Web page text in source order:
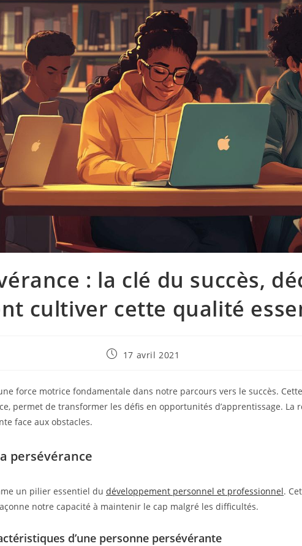
: la clé du succès,
cultiver cette qualité
Publication
17 avril 2021
force motrice fondamentale dans notre parcours vers le succès.
permet de transformer les défis en opportunités d’apprentissage. La
face aux obstacles.
persévérance
un pilier essentiel du développement personnel et professionnel.
notre capacité à maintenir le cap malgré les difficultés.
d’une personne persévérante